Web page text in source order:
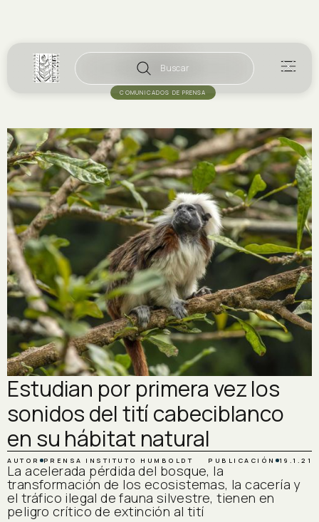
Buscar
COMUNICADOS DE PRENSA
Estudian por primera vez los
sonidos del tití cabeciblanco
en su hábitat natural
AUTOR PRENSA INSTITUTO HUMBOLDT PUBLICACIÓN 19.1.21
La acelerada pérdida del bosque, la
transformación de los ecosistemas, la cacería y
el tráfico ilegal de fauna silvestre, tienen en
peligro crítico de extinción al tití